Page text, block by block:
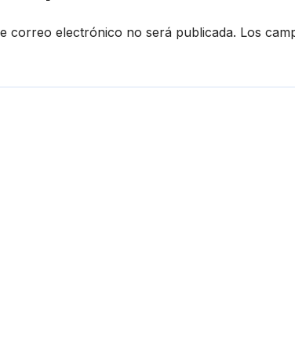
correo electrónico no será publicada. Los